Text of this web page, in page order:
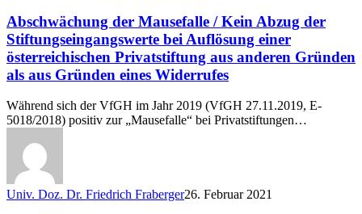
Mausefalle
/
Kein
Abzug
der
bei
Auflösung
österreichischen
Privatstiftung
aus
anderen
Abschwächung der Mausefalle / Kein Abzug der
Stiftungseingangswerte bei Auflösung einer
österreichischen Privatstiftung aus anderen Gründen
als aus Gründen eines Widerrufes
Während sich der VfGH im Jahr 2019 (VfGH 27.11.2019, E-
5018/2018) positiv zur „Mausefalle“ bei Privatstiftungen…
Univ. Doz. Dr. Friedrich Fraberger26. Februar 2021